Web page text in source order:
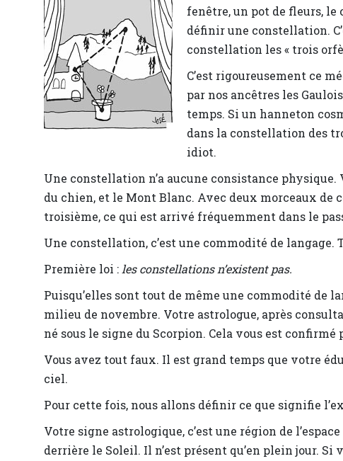
fenêtre, un pot de fleurs, le
définir une constellation.
constellation les « trois
C’est rigoureusement ce
par nos ancêtres les
temps. Si un hanneton
dans la constellation des
idiot.
Une constellation n’a aucune consistance
du chien, et le Mont Blanc. Avec deux morceaux de
troisième, ce qui est arrivé fréquemment dans le
Une constellation, c’est une commodité de langage.
Première loi : les constellations n’existent pas.
Puisqu’elles sont tout de même une commodité de
milieu de novembre. Votre astrologue, après
né sous le signe du Scorpion. Cela vous est
Vous avez tout faux. Il est grand temps que votre
ciel.
Pour cette fois, nous allons définir ce que signifie
Votre signe astrologique, c’est une région de
derrière le Soleil. Il n’est présent qu’en plein jour.